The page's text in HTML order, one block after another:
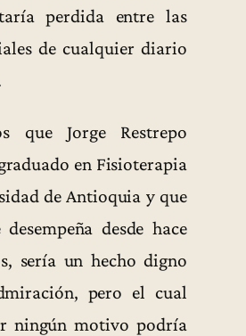
perdida entre las
de cualquier diario
que Jorge Restrepo
en Fisioterapia
de Antioquia y que
desde hace
sería un hecho digno
pero el cual
ningún motivo podría